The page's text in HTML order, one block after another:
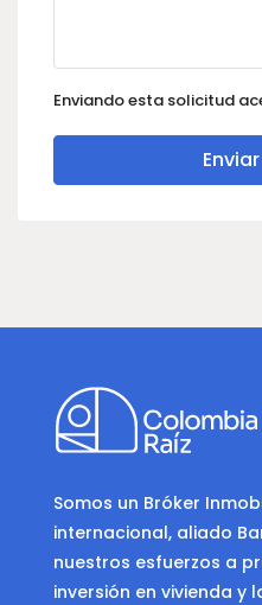
Enviando esta solicitud
Somos un Bróker
internacional, aliado
nuestros esfuerzos a
inversión en vivienda y